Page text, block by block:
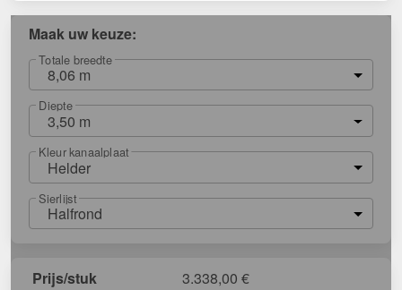
Maak uw keuze:
Totale breedte
8,06 m
Diepte
3,50 m
Kleur kanaalplaat
Helder
Sierlijst
Halfrond
Prijs/stuk 3.338,00 €